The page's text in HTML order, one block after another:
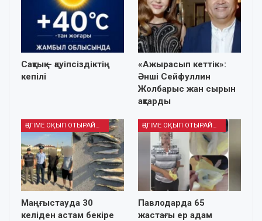
Сақтық – қауіпсіздіктің
кепілі
«Ажырасып кеттік»:
Әнші Сейфуллин
Жолбарыс жан сырын
ақтарды
ӘҢГІМЕ ОҚЫП ОТЫРАЙЫҚ
Маңғыстауда 30
келіден астам бекіре
ӘҢГІМЕ ОҚЫП ОТЫРАЙЫҚ
Павлодарда 65
жастағы ер адам